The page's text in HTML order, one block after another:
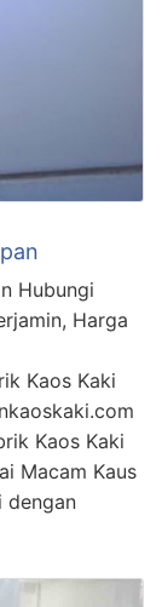
Hubungi
Harga
Kaos Kaki
Kaos Kaki
Macam Kaus
dengan